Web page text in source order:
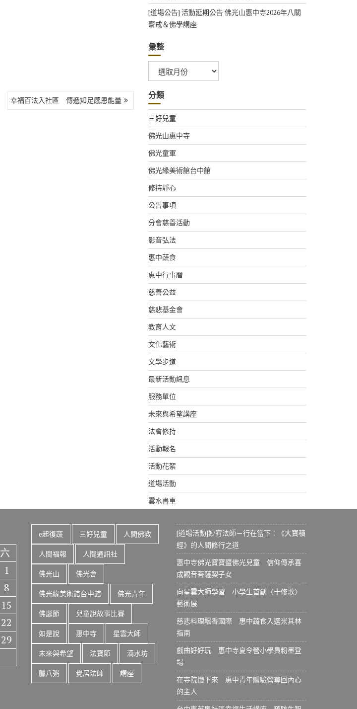
幸福百法入社區 傳遞知足感恩能量
[道場公告] 活動延期公告 佛光山惠中寺2026年八關
齋戒＆佛學講座
彙整
整
分類
三好兒童
佛光山惠中寺
佛光童軍
佛光緣美術館台中館
修持靜心
公告事項
分會慈善活動
影音弘法
惠中蔬食
惠中行事曆
慈善公益
慈悲基金會
教育人文
文化藝術
文學步道
最新活動訊息
服務單位
未來與希望講座
法會修持
活動報名
活動花絮
道場活動
雲水書車
六
1
8
15
22
29
e起復蔬 三好兒童 人間佛教
人間福報 人間通訊社
佛光山 佛光會
佛光緣美術館台中館 佛光青年
佛誕節 兒童說故事比賽
如是說 惠中寺 星雲大師
未來與希望 法寶節 滴水坊
臘八粥 覺居法師 講座
[道場活動]妙宥法師－行在當下：《大寶積
經》的人間修行之道
惠中寺佛光寶寶暨佛光兒童 信仰傳承喜
成觀音菩薩契子女
向星雲大師學習 小學生首創〈十修歌〉
藝術展
慈悲料理飄香國際 惠中蔬食入選米其林
指南
戲曲好好玩 惠中寺夏令營小學員粉墨登
場
在寺院慢下來 惠中青年體驗營尋回內心
的主人